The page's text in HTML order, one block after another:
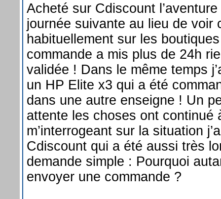
Acheté sur Cdiscount
journée suivante au lieu de voir
habituellement sur les
commande a mis plus de 24h
validée ! Dans le même temps
un HP Elite x3 qui a été
dans une autre enseigne ! Un
attente les choses ont continué
m’interrogeant sur la situation
Cdiscount qui a été aussi très
demande simple : Pourquoi
envoyer une commande ?